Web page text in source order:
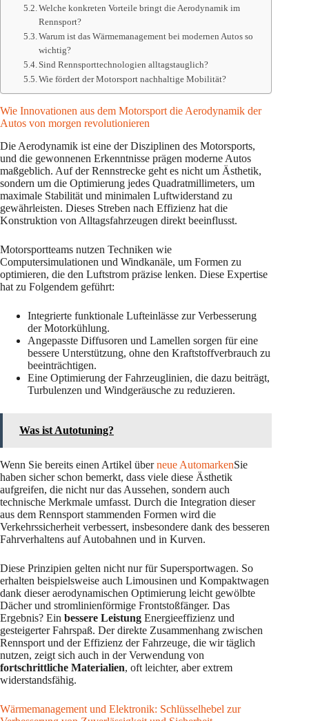
Welche konkreten Vorteile bringt die Aerodynamik im
Rennsport?
Warum ist das Wärmemanagement bei modernen Autos so
wichtig?
Sind Rennsporttechnologien alltagstauglich?
Wie fördert der Motorsport nachhaltige Mobilität?
Wie Innovationen aus dem Motorsport die Aerodynamik der
Autos von morgen revolutionieren
Die Aerodynamik ist eine der Disziplinen des Motorsports,
und die gewonnenen Erkenntnisse prägen moderne Autos
maßgeblich. Auf der Rennstrecke geht es nicht um Ästhetik,
sondern um die Optimierung jedes Quadratmillimeters, um
maximale Stabilität und minimalen Luftwiderstand zu
gewährleisten. Dieses Streben nach Effizienz hat die
Konstruktion von Alltagsfahrzeugen direkt beeinflusst.
Motorsportteams nutzen Techniken wie
Computersimulationen und Windkanäle, um Formen zu
optimieren, die den Luftstrom präzise lenken. Diese Expertise
hat zu Folgendem geführt:
Integrierte funktionale Lufteinlässe zur Verbesserung
der Motorkühlung.
Angepasste Diffusoren und Lamellen sorgen für eine
bessere Unterstützung, ohne den Kraftstoffverbrauch zu
beeinträchtigen.
Eine Optimierung der Fahrzeuglinien, die dazu beiträgt,
Turbulenzen und Windgeräusche zu reduzieren.
Was ist Autotuning?
Wenn Sie bereits einen Artikel überneue AutomarkenSie
haben sicher schon bemerkt, dass viele diese Ästhetik
aufgreifen, die nicht nur das Aussehen, sondern auch
technische Merkmale umfasst. Durch die Integration dieser
aus dem Rennsport stammenden Formen wird die
Verkehrssicherheit verbessert, insbesondere dank des besseren
Fahrverhaltens auf Autobahnen und in Kurven.
Diese Prinzipien gelten nicht nur für Supersportwagen. So
erhalten beispielsweise auch Limousinen und Kompaktwagen
dank dieser aerodynamischen Optimierung leicht gewölbte
Dächer und stromlinienförmige Frontstoßfänger. Das
Ergebnis? Ein bessere Leistung Energieeffizienz und
gesteigerter Fahrspaß. Der direkte Zusammenhang zwischen
Rennsport und der Effizienz der Fahrzeuge, die wir täglich
nutzen, zeigt sich auch in der Verwendung von
fortschrittliche Materialien, oft leichter, aber extrem
widerstandsfähig.
Wärmemanagement und Elektronik: Schlüsselhebel zur